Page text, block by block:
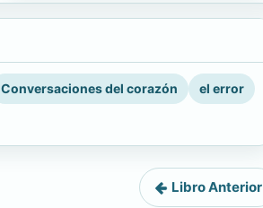
Conversaciones del corazón
el error
Libro Anterior